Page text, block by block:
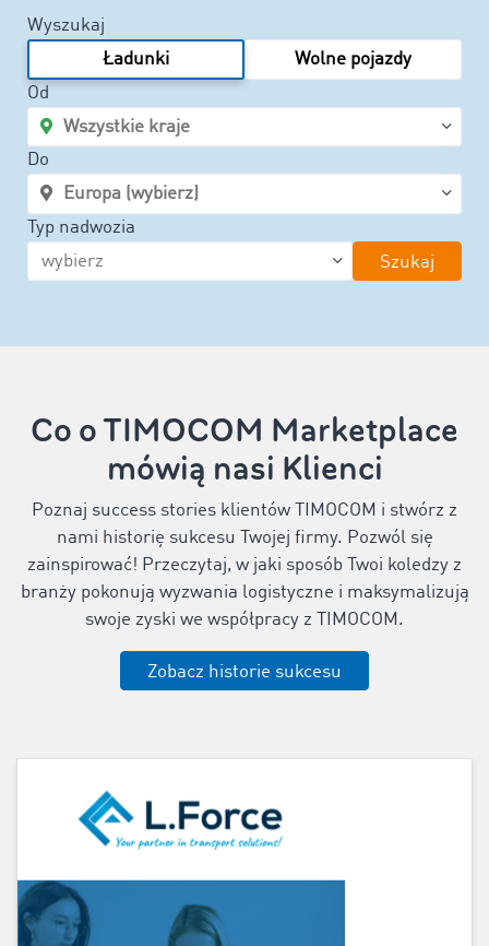
Wyszukaj
Ładunki
Wolne pojazdy
Od
Do
Typ nadwozia
Szukaj
Co o TIMOCOM Marketplace
mówią nasi Klienci
Poznaj success stories klientów TIMOCOM i stwórz z
nami historię sukcesu Twojej firmy. Pozwól się
zainspirować! Przeczytaj, w jaki sposób Twoi koledzy z
branży pokonują wyzwania logistyczne i maksymalizują
swoje zyski we współpracy z TIMOCOM.
Zobacz historie sukcesu